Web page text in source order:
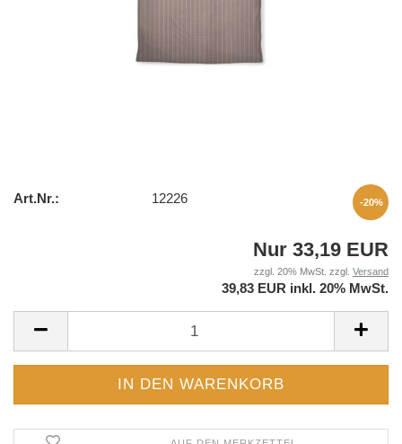
-20%
Art.Nr.: 12226
Nur 33,19 EUR
zzgl. 20% MwSt. zzgl. Versand
39,83 EUR inkl. 20% MwSt.